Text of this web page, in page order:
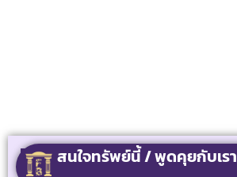
สนใจทรัพย์นี้ / พูดคุยกับเรา